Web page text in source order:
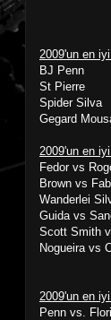
2009'un en
BJ Penn
St Pierre
Spider Silva
Gegard
2009'un en
Fedor vs
Brown vs
Wanderlei
Guida vs
Scott Smith
Nogueira vs
2009'un en
Penn vs.